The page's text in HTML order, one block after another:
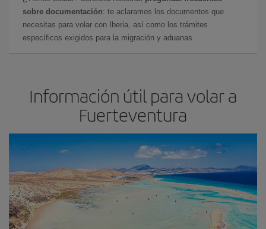
sobre documentación: te aclaramos los documentos que
necesitas para volar con Iberia, así como los trámites
específicos exigidos para la migración y aduanas.
Información útil para volar a
Fuerteventura